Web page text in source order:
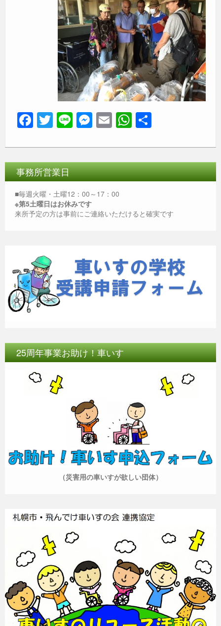
F
a
c
e
b
o
o
T
wi
tt
er
Li
n
e
M
e
ss
e
n
g
er
E
m
ail
W
h
at
s
A
p
事務所営業日
■毎週火曜・土曜12：00～17：00
※第5土曜日はお休みです
来所予定の方は事前にご連絡いただけると確実です
25周年事業お助け！車いす
（災害用の車いすが欲しい団体）